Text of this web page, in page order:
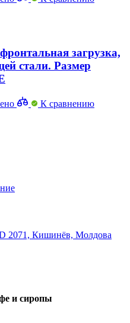
загрузка,
стали. Размер
К сравнению
2071, Кишинёв, Молдова
и сиропы